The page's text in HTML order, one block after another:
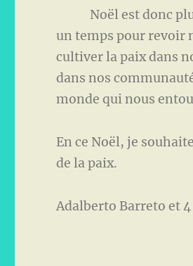
Noël est donc plus
un temps pour revoir
cultiver la paix dans
dans nos
monde qui nous
En ce Noël, je
de la paix.
Adalberto Barreto et